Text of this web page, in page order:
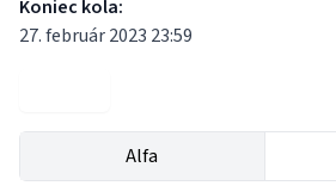
Koniec kola:
27. február 2023 23:59
Alfa